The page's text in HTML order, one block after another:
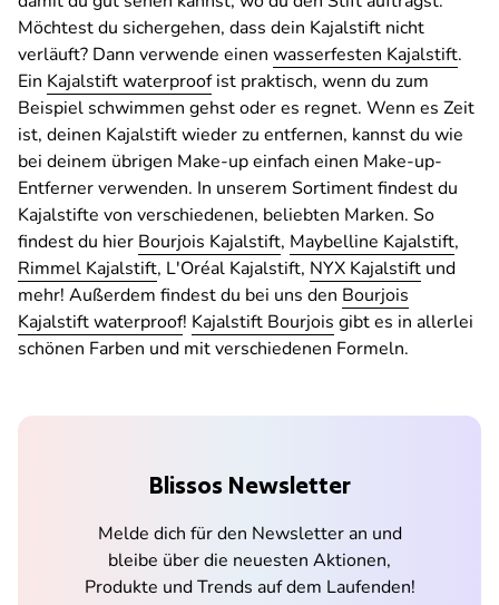
Möchtest du sichergehen, dass dein Kajalstift nicht
verläuft? Dann verwende einen wasserfesten Kajalstift.
Ein Kajalstift waterproofist praktisch, wenn du zum
Beispiel schwimmen gehst oder es regnet. Wenn es Zeit
ist, deinen Kajalstift wieder zu entfernen, kannst du wie
bei deinem übrigen Make-up einfach einen Make-up-
Entferner verwenden. In unserem Sortiment findest du
Kajalstifte von verschiedenen, beliebten Marken. So
findest du hier Bourjois Kajalstift, Maybelline Kajalstift,
Rimmel Kajalstift, L'Oréal Kajalstift, NYX Kajalstift und
mehr! Außerdem findest du bei uns den Bourjois
Kajalstift waterproof! Kajalstift Bourjois gibt es in allerlei
schönen Farben und mit verschiedenen Formeln.
Blissos Newsletter
Melde dich für den Newsletter an und
bleibe über die neuesten Aktionen,
Produkte und Trends auf dem Laufenden!